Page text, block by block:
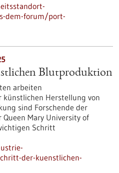
dem-forum/port-
Blutproduktion
arbeiten
künstlichen Herstellung von
sind Forschende der
Mary University of
Schritt
der-kuenstlichen-